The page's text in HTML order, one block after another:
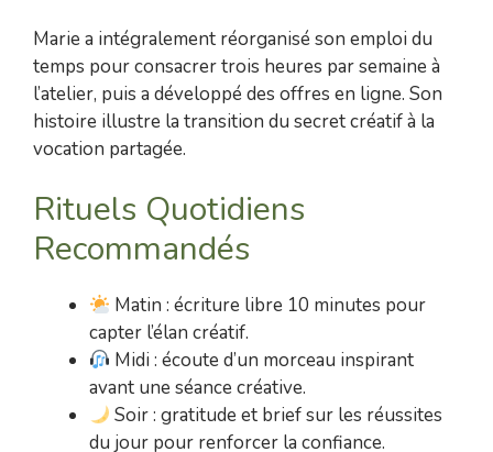
Marie a intégralement réorganisé son emploi du
temps pour consacrer trois heures par semaine à
l’atelier, puis a développé des offres en ligne. Son
histoire illustre la transition du secret créatif à la
vocation partagée.
Rituels Quotidiens
Recommandés
Matin : écriture libre 10 minutes pour
capter l’élan créatif.
Midi : écoute d’un morceau inspirant
avant une séance créative.
Soir : gratitude et brief sur les réussites
du jour pour renforcer la confiance.